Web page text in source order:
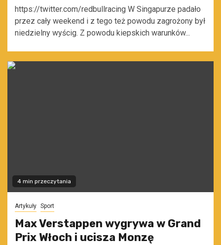
https://twitter.com/redbullracing W Singapurze padało
przez cały weekend i z tego też powodu zagrożony był
niedzielny wyścig. Z powodu kiepskich warunków...
4 min przeczytania
Artykuły Sport
Max Verstappen wygrywa w Grand
Prix Włoch i ucisza Monzę